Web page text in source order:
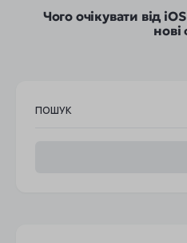
Чого очікувати від
нові
ПОШУК